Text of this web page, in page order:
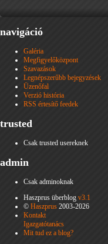
navigáció
Galéria
Megfigyelőközpont
Szavazások
Legnépszerűbb bejegyzések
Üzenőfal
Verzió história
RSS értesítő feedek
trusted
Csak trusted usereknek
admin
Csak adminoknak
Haszprus überblog v3.1
© Haszprus 2003-2026
Kontakt
Igazgatótanács
Mit tud ez a blog?